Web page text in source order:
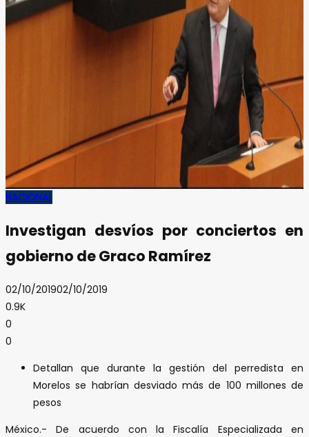
NACIONAL
Investigan desvíos por conciertos en
gobierno de Graco Ramírez
02/10/201902/10/2019
0.9K
0
0
Detallan que durante la gestión del perredista en
Morelos se habrían desviado más de 100 millones de
pesos
México.- De acuerdo con la Fiscalía Especializada en